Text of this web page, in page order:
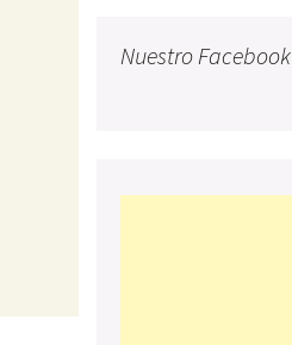
Nuestro Facebook